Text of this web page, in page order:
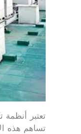
تعتبر أنظمة
تساهم هذه